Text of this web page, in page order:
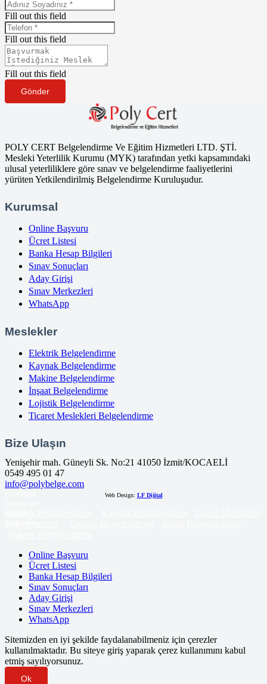
Fill out this field
Fill out this field
Fill out this field
Gönder
POLY CERT Belgelendirme Ve Eğitim Hizmetleri LTD. ŞTİ.
Mesleki Yeterlilik Kurumu (MYK) tarafından yetki kapsamındaki
ulusal yeterliliklere göre sınav ve belgelendirme faaliyetlerini
yürüten Yetkilendirilmiş Belgelendirme Kuruluşudur.
Kurumsal
Online Başvuru
Ücret Listesi
Banka Hesap Bilgileri
Sınav Sonuçları
Aday Girişi
Sınav Merkezleri
WhatsApp
Meslekler
Elektrik Belgelendirme
Kaynak Belgelendirme
Makine Belgelendirme
İnşaat Belgelendirme
Lojistik Belgelendirme
Ticaret Meslekleri Belgelendirme
Bize Ulaşın
Yenişehir mah. Güneyli Sk. No:21 41050 İzmit/KOCAELİ
0549 495 01 47
info@polybelge.com
Web Design: LF Dijital
Online Başvuru
Ücret Listesi
Banka Hesap Bilgileri
Sınav Sonuçları
Aday Girişi
Sınav Merkezleri
WhatsApp
Sitemizden en iyi şekilde faydalanabilmeniz için çerezler
kullanılmaktadır. Bu siteye giriş yaparak çerez kullanımını kabul
etmiş sayılıyorsunuz.
Ok